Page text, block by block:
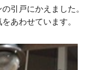
引戸にかえました。
あわせています。